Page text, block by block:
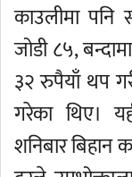
काउलीमा
जोडी ८५,
३२ रुपैयाँ थप
गरेका थिए।
शनिबार बिहान